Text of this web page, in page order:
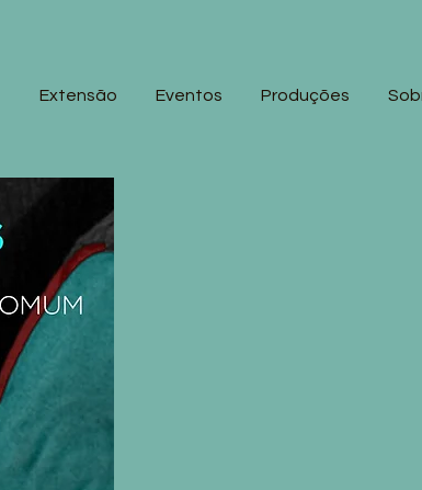
Extensão Eventos Produções